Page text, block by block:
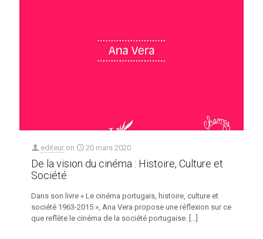
editeur on 20 mars 2020
De la vision du cinéma : Histoire, Culture et
Société
Dans son livre « Le cinéma portugais, histoire, culture et
société 1963-2015 », Ana Vera propose une réflexion sur ce
que reflète le cinéma de la société portugaise. […]